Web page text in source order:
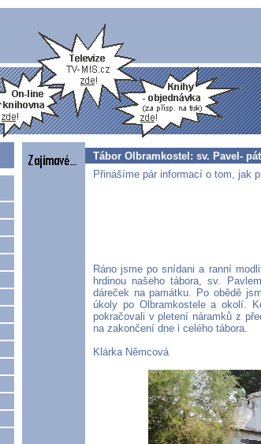
Tábor Olbramkostel: sv. Pavel-
Přinášíme pár informací o tom, jak
Ráno jsme po snídani a ranní
hrdinou našeho tábora, sv.
dáreček na památku. Po obědě
úkoly po Olbramkostele a okolí.
pokračovali v pletení náramků z
na zakončení dne i celého tábora.
Klárka Němcová